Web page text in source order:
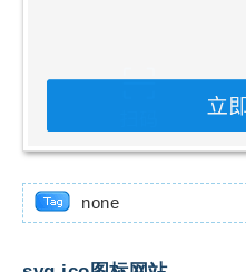
none